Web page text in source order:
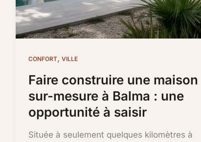
CONFORT, VILLE
Faire construire une maison
sur-mesure à Balma : une
opportunité à saisir
Située à seulement quelques kilomètres à